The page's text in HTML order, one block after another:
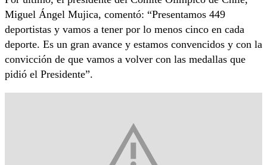
Miguel Ángel Mujica, comentó: “Presentamos 449
deportistas y vamos a tener por lo menos cinco en cada
deporte. Es un gran avance y estamos convencidos y con la
convicción de que vamos a volver con las medallas que
pidió el Presidente”.